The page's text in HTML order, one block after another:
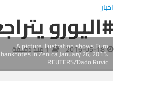
اخبار
#اليورو
2016-05-18 1 منذ دقيقة
A picture illustration shows Euro
banknotes in Zenica January 26, 2015.
REUTERS/Dado Ruvic